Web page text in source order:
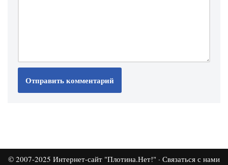
© 2007-2025 Интернет-сайт "Плотина.Нет!" · Связаться с нами